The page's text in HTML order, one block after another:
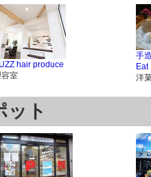
hair produce
室
手
Eat
洋
ット